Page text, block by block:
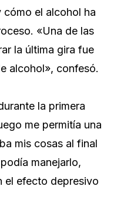
cómo el alcohol ha
«Una de las
la última gira fue
alcohol», confesó.
la primera
me permitía una
mis cosas al final
manejarlo,
el efecto depresivo